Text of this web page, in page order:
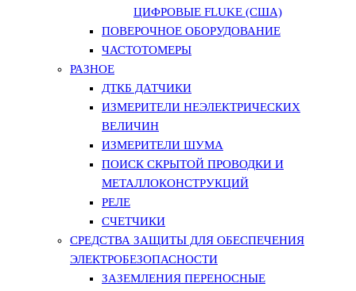
ЦИФРОВЫЕ FLUKE (США)
ПОВЕРОЧНОЕ ОБОРУДОВАНИЕ
ЧАСТОТОМЕРЫ
РАЗНОЕ
ДТКБ ДАТЧИКИ
ИЗМЕРИТЕЛИ НЕЭЛЕКТРИЧЕСКИХ
ВЕЛИЧИН
ИЗМЕРИТЕЛИ ШУМА
ПОИСК СКРЫТОЙ ПРОВОДКИ И
МЕТАЛЛОКОНСТРУКЦИЙ
РЕЛЕ
СЧЕТЧИКИ
СРЕДСТВА ЗАЩИТЫ ДЛЯ ОБЕСПЕЧЕНИЯ
ЭЛЕКТРОБЕЗОПАСНОСТИ
ЗАЗЕМЛЕНИЯ ПЕРЕНОСНЫЕ